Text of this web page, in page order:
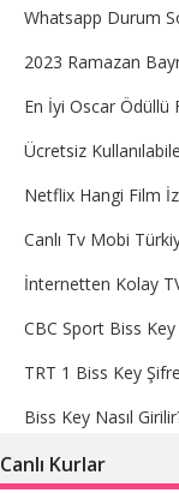
Whatsapp Durum
2023 Ramazan
En İyi Oscar
Ücretsiz
Netflix Hangi Film
Canlı Tv Mobi
İnternetten Kolay
CBC Sport Biss
TRT 1 Biss Key
Biss Key Nasıl
Canlı Kurlar